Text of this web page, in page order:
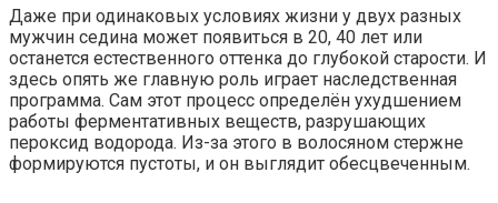
Даже при одинаковых условиях жизни у двух разных
мужчин седина может появиться в 20, 40 лет или
останется естественного оттенка до глубокой старости. И
здесь опять же главную роль играет наследственная
программа. Сам этот процесс определён ухудшением
работы ферментативных веществ, разрушающих
пероксид водорода. Из-за этого в волосяном стержне
формируются пустоты, и он выглядит обесцвеченным.